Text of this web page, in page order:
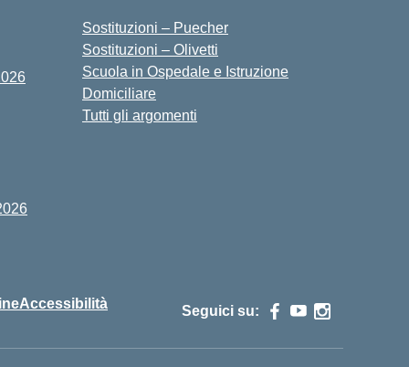
Sostituzioni – Puecher
Sostituzioni – Olivetti
Scuola in Ospedale e Istruzione
Domiciliare
Tutti gli argomenti
Accessibilità Seguici su: